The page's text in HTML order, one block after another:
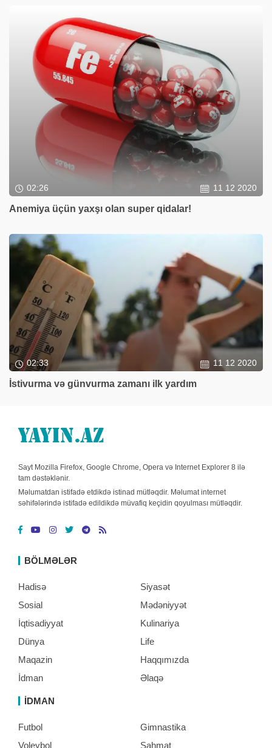
02:26 11 12 2020
Anemiya üçün yaxşı olan super qidalar!
02:33 11 12 2020
İstivurma və günvurma zamanı ilk yardım
Sayt Mozilla Firefox, Google Chrome, Opera və Internet Explorer 8 ilə
tam dəstəklənir.
Məlumatdan istifadə etdikdə istinad mütləqdir. Məlumat internet
səhifələrində istifadə edildikdə müvafiq keçidin qoyulması mütləqdir.
BÖLMƏLƏR
Hadisə
Sosial
İqtisadiyyat
Dünya
Maqazin
İdman
Siyasət
Mədəniyyət
Kulinariya
Life
Haqqımızda
Əlaqə
İDMAN
Futbol
Voleybol
Gimnastika
Şahmat